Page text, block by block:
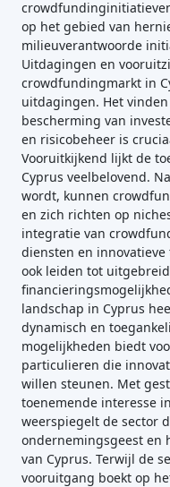
op het gebied van
milieuverantwoorde
Uitdagingen en
crowdfundingmarkt in
uitdagingen. Het
bescherming van
en risicobeheer is
Vooruitkijkend lijkt de
Cyprus veelbelovend.
wordt, kunnen
en zich richten op
integratie van
diensten en
ook leiden tot
landschap in Cyprus
dynamisch en
mogelijkheden biedt
particulieren die
willen steunen. Met
toenemende interesse
weerspiegelt de sector
ondernemingsgeest en
van Cyprus. Terwijl de
vooruitgang boekt op